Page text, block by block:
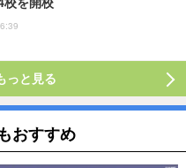
っと見る
おすすめ